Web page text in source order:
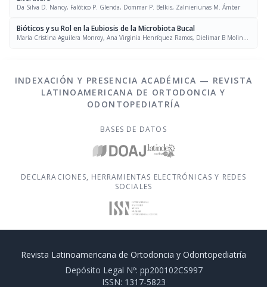
Da Silva D. Nancy, Falótico P. Glenda, Dommar P. Belkis, Zalnieriunas M. Ámbar
Bióticos y su Rol en la Eubiosis de la Microbiota Bucal
María Cristina Aguilera Monroy, Ana Virginia Henríquez Ramos, Dielimar B Molina
INDEXACIÓN Y PRESENCIA ACADÉMICA — REVISTA
LATINOAMERICANA DE ORTODONCIA Y
ODONTOPEDIATRÍA
BASES DE DATOS
DECLARACIONES, HERRAMIENTAS ELECTRÓNICAS Y REDES
SOCIALES
Revista Latinoamericana de Ortodoncia y Odontopediatría
Depósito Legal Nº: pp200102CS997
ISSN: 1317-5823